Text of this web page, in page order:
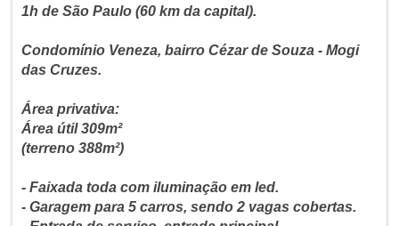
1h de São Paulo (60 km da capital).
Condomínio Veneza, bairro Cézar de Souza - Mogi
das Cruzes.
Área privativa:
Área útil 309m²
(terreno 388m²)
- Faixada toda com iluminação em led.
- Garagem para 5 carros, sendo 2 vagas cobertas.